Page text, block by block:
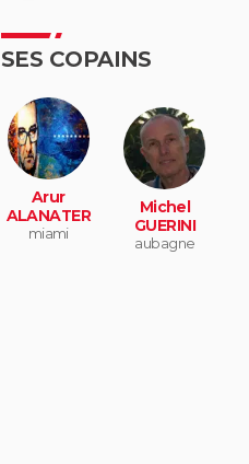
SES COPAINS
Arur
ALANATER
miami
Michel
GUERINI
aubagne